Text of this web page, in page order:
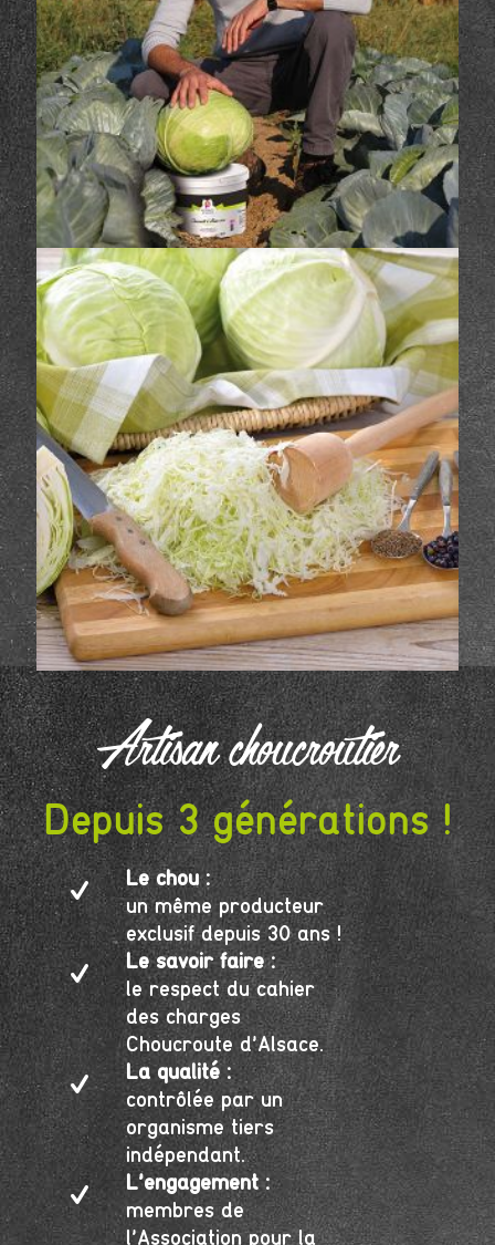
Artisan choucroutier
Depuis 3 générations !
Le chou :
un même producteur
exclusif depuis 30 ans !
Le savoir faire :
le respect du cahier
des charges
Choucroute d’Alsace.
La qualité :
contrôlée par un
organisme tiers
indépendant.
L’engagement :
membres de
l’Association pour la